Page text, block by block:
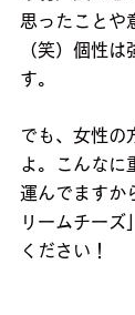
思ったことや
（笑）個性
す。
でも、女性の
よ。こんなに
運んでますか
リームチーズ
ください！